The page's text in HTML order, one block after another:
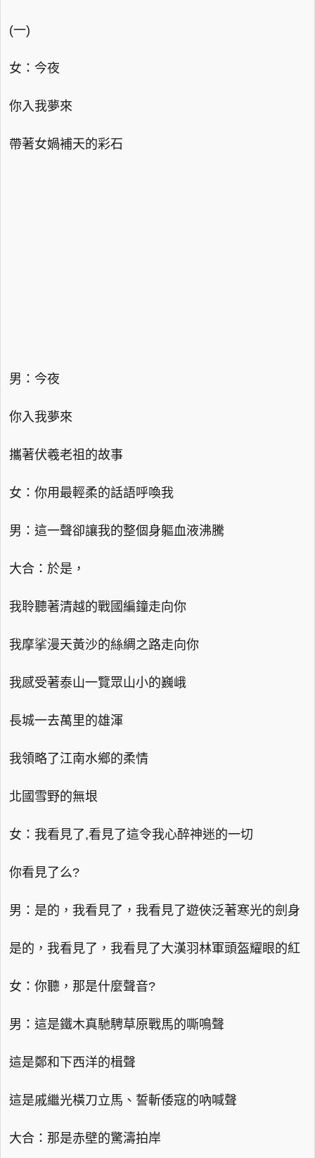
(一)
女：今夜
你入我夢來
帶著女媧補天的彩石
男：今夜
你入我夢來
攜著伏羲老祖的故事
女：你用最輕柔的話語呼喚我
男：這一聲卻讓我的整個身軀血液沸騰
大合：於是，
我聆聽著清越的戰國編鐘走向你
我摩挲漫天黃沙的絲綢之路走向你
我感受著泰山一覽眾山小的巍峨
長城一去萬里的雄渾
我領略了江南水鄉的柔情
北國雪野的無垠
女：我看見了,看見了這令我心醉神迷的一切
你看見了么?
男：是的，我看見了，我看見了遊俠泛著寒光的劍身
是的，我看見了，我看見了大漢羽林軍頭盔耀眼的紅
女：你聽，那是什麼聲音?
男：這是鐵木真馳騁草原戰馬的嘶鳴聲
這是鄭和下西洋的楫聲
這是戚繼光橫刀立馬、誓斬倭寇的吶喊聲
大合：那是赤壁的驚濤拍岸